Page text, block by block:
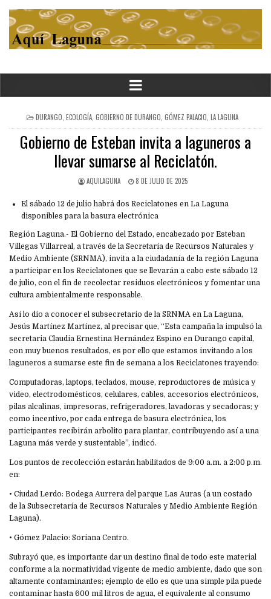
POSTED
IN
DURANGO ECOLOGÍA GOBIERNO DE DURANGO GÓMEZ PALACIO LA LAGUNA
Gobierno de Esteban invita a laguneros a
llevar sumarse al Reciclatón.
AQUILAGUNA 8 DE JULIO DE 2025
El sábado 12 de julio habrá dos Reciclatones en La Laguna
disponibles para la basura electrónica
Región Laguna.- El Gobierno del Estado, encabezado por Esteban
Villegas Villarreal, a través de la Secretaría de Recursos Naturales y
Medio Ambiente (SRNMA), invita a la ciudadanía de la región Laguna
a participar en los Reciclatones que se llevarán a cabo este sábado 12
de julio, con el fin de recolectar residuos electrónicos y fomentar una
cultura ambientalmente responsable.
Así lo dio a conocer el subsecretario de la SRNMA en La Laguna,
Jesús Martínez Martínez, al precisar que, “Esta campaña la impulsó la
secretaria Claudia Ernestina Hernández Espino en Durango capital,
con muy buenos resultados, es por ello que estamos invitando a los
laguneros a sumarse este fin de semana a los Reciclatones trayendo:
Computadoras, laptops, teclados, mouse, reproductores de música y
video, electrodomésticos, celulares, cables, accesorios electrónicos,
pilas alcalinas, impresoras, refrigeradores, lavadoras y secadoras; y
como incentivo, por cada entrega de basura electrónica, los
participantes recibirán arbolito para plantar, contribuyendo así a una
Laguna más verde y sustentable”, indicó.
Los puntos de recolección estarán habilitados de 9:00 a.m. a 2:00 p.m.
en:
• Ciudad Lerdo: Bodega Aurrera del parque Las Auras (a un costado
de la Subsecretaría de Recursos Naturales y Medio Ambiente Región
Laguna).
• Gómez Palacio: Soriana Centro.
Subrayó que, es importante dar un destino final de todo este material
conforme a la normatividad vigente de medio ambiente, dado que son
altamente contaminantes; ejemplo de ello es que una simple pila puede
contaminar hasta 600 mil litros de agua, el equivalente al consumo